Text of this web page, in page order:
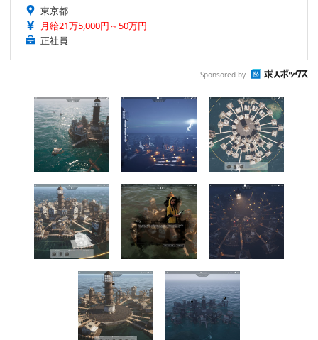
東京都
月給21万5,000円～50万円
正社員
Sponsored by